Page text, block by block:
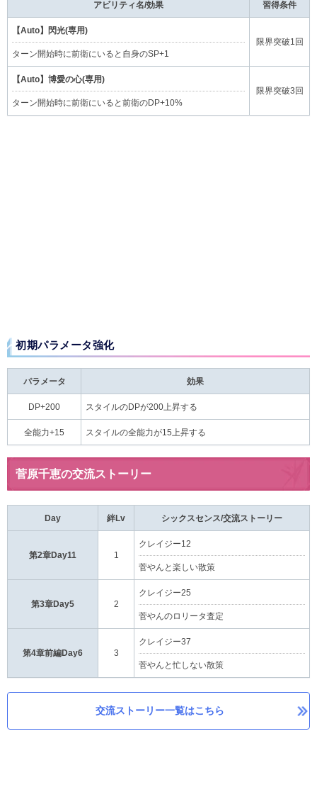
アビリティ名/効果 習得条件
【Auto】閃光(専用)
ターン開始時に前衛にいると自身のSP+1
限界突破1回
【Auto】博愛の心(専用)
ターン開始時に前衛にいると前衛のDP+10%
限界突破3回
初期パラメータ強化
パラメータ 効果
DP+200 スタイルのDPが200上昇する
全能力+15 スタイルの全能力が15上昇する
菅原千恵の交流ストーリー
Day 絆Lv シックスセンス/交流ストーリー
第2章Day11 1
クレイジー12
菅やんと楽しい散策
第3章Day5 2
クレイジー25
菅やんのロリータ査定
第4章前編Day6 3
クレイジー37
菅やんと忙しない散策
交流ストーリー一覧はこちら